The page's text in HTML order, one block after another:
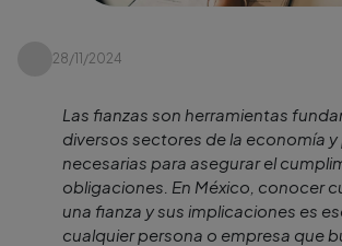
28/11/2024
Las fianzas son herramientas
diversos sectores de la economía
necesarias para asegurar el
obligaciones. En México, conocer
una fianza y sus implicaciones es
cualquier persona o empresa que